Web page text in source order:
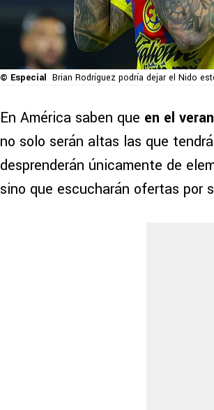
© Especial Brian Rodríguez podría dejar el Nido
En América saben que en el
no solo serán altas las que
desprenderán únicamente de
sino que escucharán ofertas por